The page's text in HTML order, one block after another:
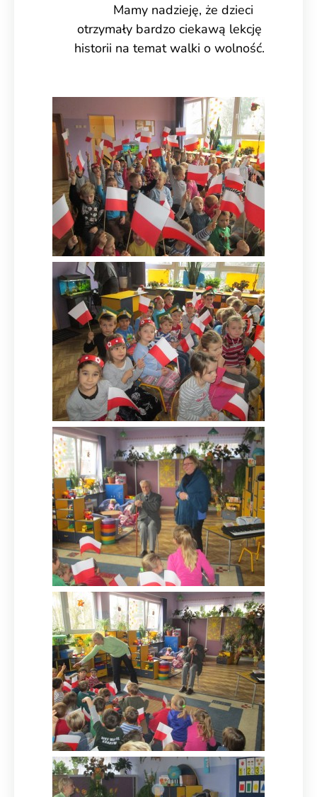
Mamy nadzieję, że dzieci
otrzymały bardzo ciekawą lekcję
historii na temat walki o wolność.